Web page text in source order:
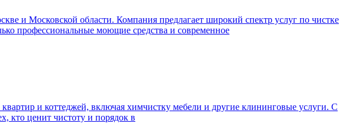
и Московской области. Компания предлагает широкий спектр услуг по чистке
профессиональные моющие средства и современное
и коттеджей, включая химчистку мебели и другие клининговые услуги. С
кто ценит чистоту и порядок в